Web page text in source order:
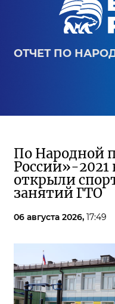
ОТЧЕТ ПО
По Народной
России»-2021
открыли
занятий ГТО
06 августа 2026, 17:49